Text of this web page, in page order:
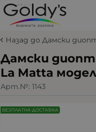
Назад до Дамски
Дамски
La Matta
Арт.№: 1143
БЕЗПЛАТНА ДОСТАВКА